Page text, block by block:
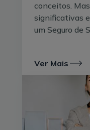
Conselhos
Para eliminar, o
manter a saúde do
conceitos.
significativas
um Seguro de
Ver Mais